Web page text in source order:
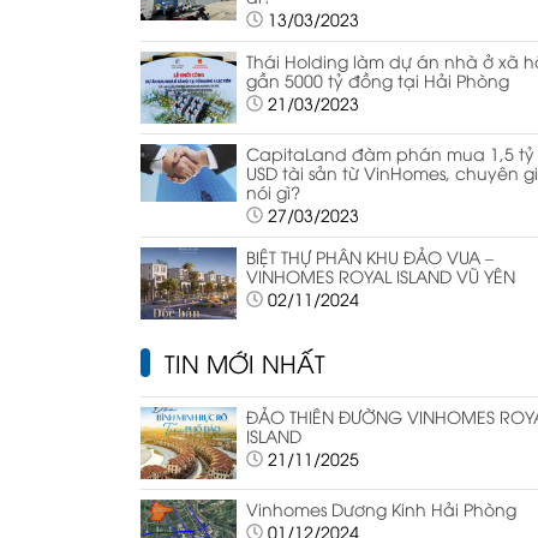
13/03/2023
Thái Holding làm dự án nhà ở xã
gần 5000 tỷ đồng tại Hải Phòng
21/03/2023
CapitaLand đàm phán mua 1,5 tỷ
USD tài sản từ VinHomes, chuyên
nói gì?
27/03/2023
BIỆT THỰ PHÂN KHU ĐẢO VUA –
VINHOMES ROYAL ISLAND VŨ YÊN
02/11/2024
TIN MỚI NHẤT
ĐẢO THIÊN ĐƯỜNG VINHOMES
ISLAND
21/11/2025
Vinhomes Dương Kinh Hải Phòng
01/12/2024